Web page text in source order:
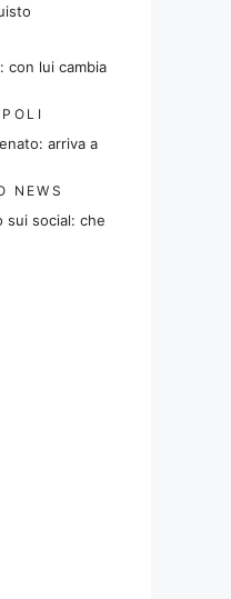
con lui cambia
arriva a
NEWS
sui social: che